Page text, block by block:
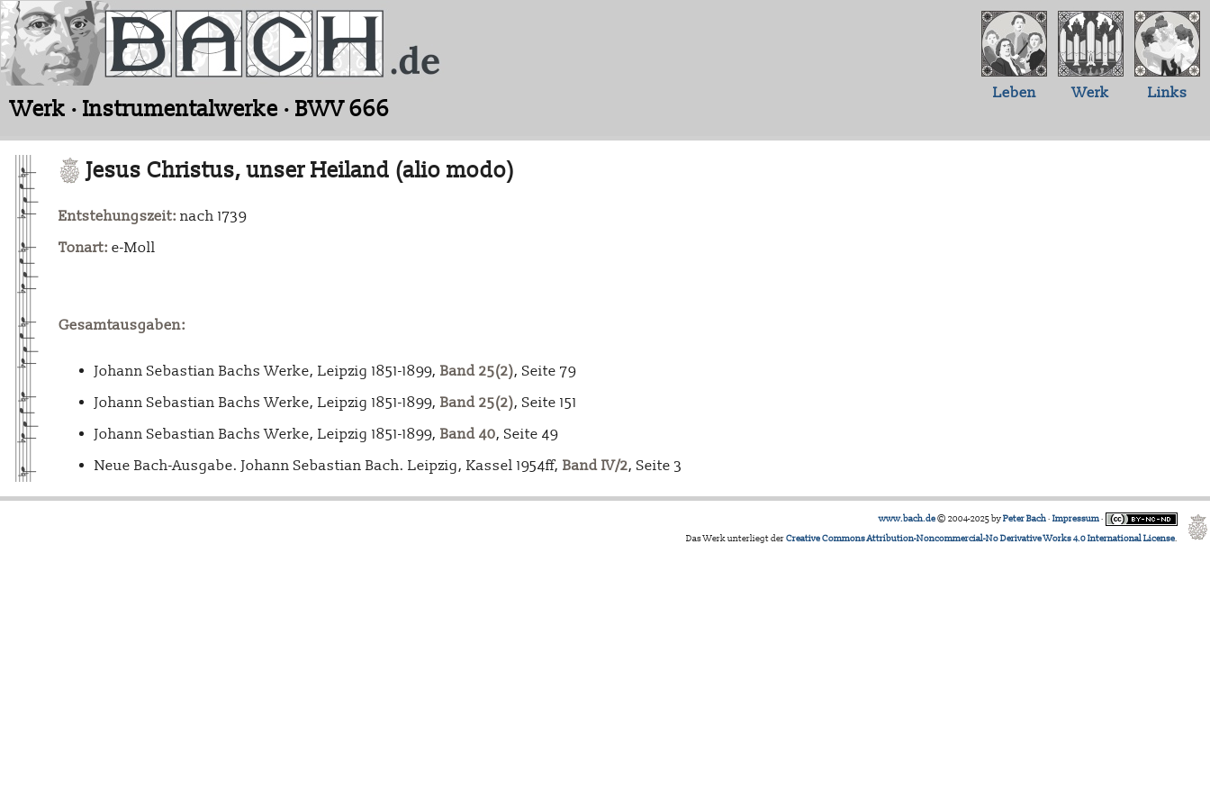
Werk · Instrumentalwerke · BWV 666
Leben Werk Links
Jesus Christus, unser Heiland (alio modo)
Entstehungszeit: nach 1739
Tonart: e-Moll
Gesamtausgaben:
Johann Sebastian Bachs Werke, Leipzig 1851-1899, Band 25(2), Seite 79
Johann Sebastian Bachs Werke, Leipzig 1851-1899, Band 25(2), Seite 151
Johann Sebastian Bachs Werke, Leipzig 1851-1899, Band 40, Seite 49
Neue Bach-Ausgabe. Johann Sebastian Bach. Leipzig, Kassel 1954ff, Band IV/2, Seite 3
www.bach.de© 2004-2025 byPeter Bach· Impressum·
Das Werk unterliegt derCreative Commons Attribution-Noncommercial-No Derivative Works 4.0 International License.